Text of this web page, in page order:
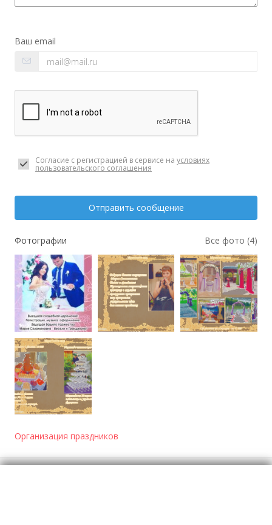
Ваш email
Согласие с регистрацией в сервисе на условиях
пользовательского соглашения
Отправить сообщение
Фотографии Все фото (4)
Организация праздников